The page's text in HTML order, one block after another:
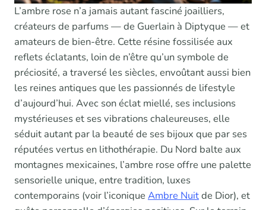
L’ambre rose n’a jamais autant fasciné joailliers,
créateurs de parfums — de Guerlain à Diptyque — et
amateurs de bien-être. Cette résine fossilisée aux
reflets éclatants, loin de n’être qu’un symbole de
préciosité, a traversé les siècles, envoûtant aussi bien
les reines antiques que les passionnés de lifestyle
d’aujourd’hui. Avec son éclat miellé, ses inclusions
mystérieuses et ses vibrations chaleureuses, elle
séduit autant par la beauté de ses bijoux que par ses
réputées vertus en lithothérapie. Du Nord balte aux
montagnes mexicaines, l’ambre rose offre une palette
sensorielle unique, entre tradition, luxes
contemporains (voir l’iconique Ambre Nuitde Dior), et